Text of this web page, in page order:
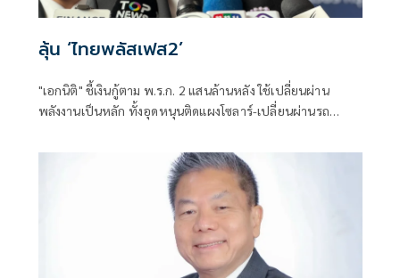
ลุ้น ‘ไทยพลัสเฟส2’
"เอกนิติ" ชี้เงินกู้ตาม พ.ร.ก. 2 แสนล้านหลัง ใช้เปลี่ยนผ่าน
พลังงานเป็นหลัก ทั้งอุดหนุนติดแผงโซลาร์-เปลี่ยนผ่านรถ
พร้อมให้ใช้กับไทยเที่ยวไทยพลัส ส่วนไทยช่วยไทยพลัส เฟส 2
รอประเมินความเหมาะสม นายกฯ เผยจะพยายาม